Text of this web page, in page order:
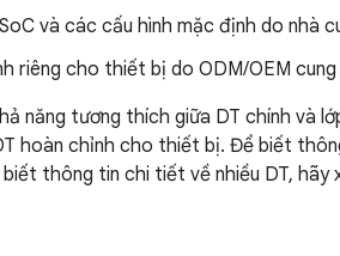
và các cấu hình mặc định do nhà
riêng cho thiết bị do ODM/OEM
năng tương thích giữa DT chính và
hoàn chỉnh cho thiết bị. Để biết
thông tin chi tiết về nhiều DT, hãy